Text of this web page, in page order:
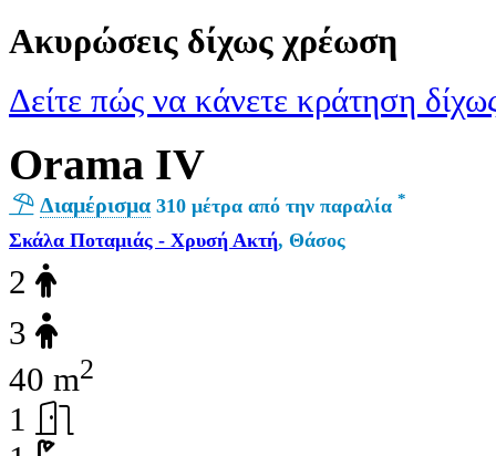
Ακυρώσεις δίχως χρέωση
Δείτε πώς να κάνετε κράτηση
Orama IV
Διαμέρισμα 310 μέτρα από την παραλία *
Σκάλα Ποταμιάς - Χρυσή Ακτή, Θάσος
2
3
40 m2
1